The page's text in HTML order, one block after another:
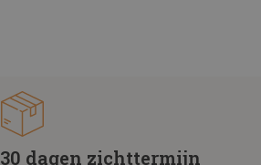
30 dagen zichttermijn